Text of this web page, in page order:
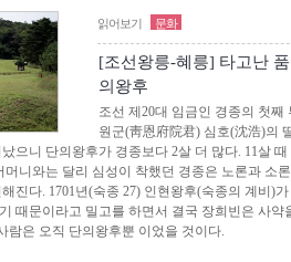
읽어보기 문화
[조선왕릉-혜릉] 타고난
의왕후
조선 제20대 임금인 경종의 첫째
원군(靑恩府院君) 심호(沈浩)의
났으니 단의왕후가 경종보다 2살 더 많다. 11살
머니와는 달리 심성이 착했던 경종은 노론과 소
진다. 1701년(숙종 27) 인현왕후(숙종의 계비)
때문이라고 밀고를 하면서 결국 장희빈은 사
람은 오직 단의왕후뿐 이었을 것이다.